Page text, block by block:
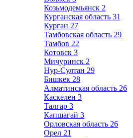
Козьмодемьянск 2
Курганская область 31
Курган 27
Тамбовская область 29
Тамбов 22
Котовск 3
Мичуринск 2
Нур-Султан 29
Бишкек 28
Алматинская область 26
Каскелен 3
Талгар 3
Капшагай 3
Орловская область 26
Орел 21